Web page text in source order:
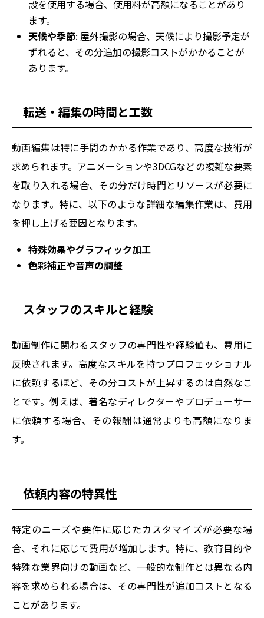
設を使用する場合、使用料が高額になることがあり
ます。
天候や季節: 屋外撮影の場合、天候により撮影予定が
ずれると、その分追加の撮影コストがかかることが
あります。
転送・編集の時間と工数
動画編集は特に手間のかかる作業であり、高度な技術が
求められます。アニメーションや3DCGなどの複雑な要素
を取り入れる場合、その分だけ時間とリソースが必要に
なります。特に、以下のような詳細な編集作業は、費用
を押し上げる要因となります。
特殊効果やグラフィック加工
色彩補正や音声の調整
スタッフのスキルと経験
動画制作に関わるスタッフの専門性や経験値も、費用に
反映されます。高度なスキルを持つプロフェッショナル
に依頼するほど、その分コストが上昇するのは自然なこ
とです。例えば、著名なディレクターやプロデューサー
に依頼する場合、その報酬は通常よりも高額になりま
す。
依頼内容の特異性
特定のニーズや要件に応じたカスタマイズが必要な場
合、それに応じて費用が増加します。特に、教育目的や
特殊な業界向けの動画など、一般的な制作とは異なる内
容を求められる場合は、その専門性が追加コストとなる
ことがあります。